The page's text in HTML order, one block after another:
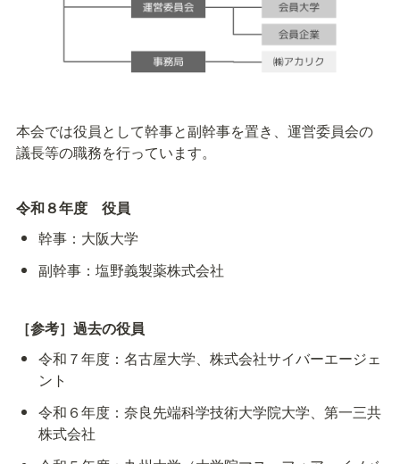
本会では役員として幹事と副幹事を置き、運営委員会の
議長等の職務を行っています。
令和８年度　役員
幹事：大阪大学
副幹事：塩野義製薬株式会社
［参考］過去の役員
令和７年度：名古屋大学、株式会社サイバーエージェ
ント
令和６年度：奈良先端科学技術大学院大学、第一三共
株式会社